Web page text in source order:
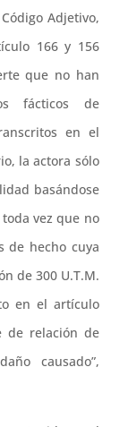
Adjetivo,
166 y 156
que no han
fácticos de
en el
la actora sólo
basándose
vez que no
de hecho cuya
de 300 U.T.M.
en el artículo
de relación de
causado”,